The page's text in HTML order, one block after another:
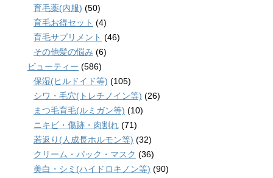
育毛薬(内服) (50)
育毛お得セット (4)
育毛サプリメント (46)
その他髪の悩み (6)
ビューティー (586)
保湿(ヒルドイド等) (105)
シワ・毛穴(トレチノイン等) (26)
まつ毛育毛(ルミガン等) (10)
ニキビ・傷跡・肉割れ (71)
若返り(人成長ホルモン等) (32)
クリーム・パック・マスク (36)
美白・シミ(ハイドロキノン等) (90)